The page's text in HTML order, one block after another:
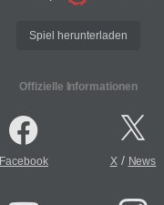
Spiel herunterladen
Offizielle Informationen
Facebook X/ News